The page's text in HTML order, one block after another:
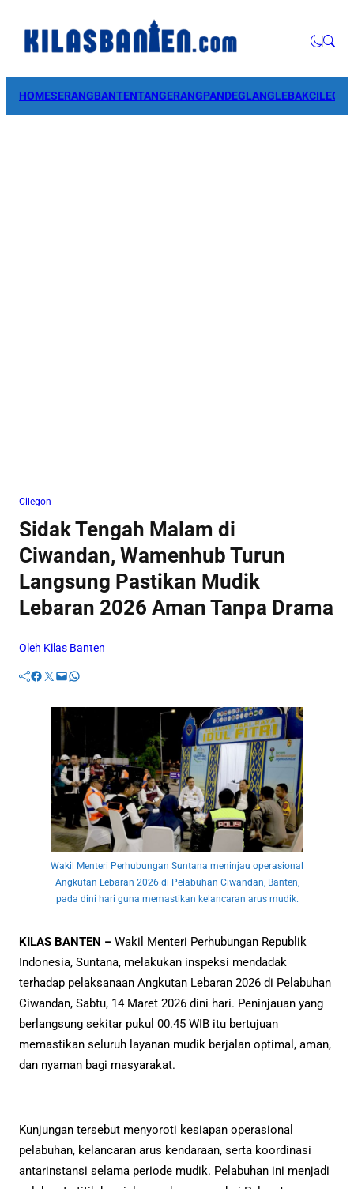
HOMESERANGBANTENTANGERANGPANDEGLANGLEBAK
Cilegon
Sidak Tengah Malam di
Ciwandan, Wamenhub Turun
Langsung Pastikan Mudik
Lebaran 2026 Aman Tanpa Drama
Oleh Kilas Banten
Facebook Twitter Mail WhatsApp
Wakil Menteri Perhubungan Suntana meninjau operasional
Angkutan Lebaran 2026 di Pelabuhan Ciwandan, Banten,
pada dini hari guna memastikan kelancaran arus mudik.
KILAS BANTEN – Wakil Menteri Perhubungan Republik
Indonesia, Suntana, melakukan inspeksi mendadak
terhadap pelaksanaan Angkutan Lebaran 2026 di Pelabuhan
Ciwandan, Sabtu, 14 Maret 2026 dini hari. Peninjauan yang
berlangsung sekitar pukul 00.45 WIB itu bertujuan
memastikan seluruh layanan mudik berjalan optimal, aman,
dan nyaman bagi masyarakat.
Kunjungan tersebut menyoroti kesiapan operasional
pelabuhan, kelancaran arus kendaraan, serta koordinasi
antarinstansi selama periode mudik. Pelabuhan ini menjadi